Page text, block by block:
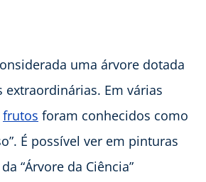
uma árvore dotada
extraordinárias. Em várias
frutos foram conhecidos como
É possível ver em pinturas
“Árvore da Ciência”